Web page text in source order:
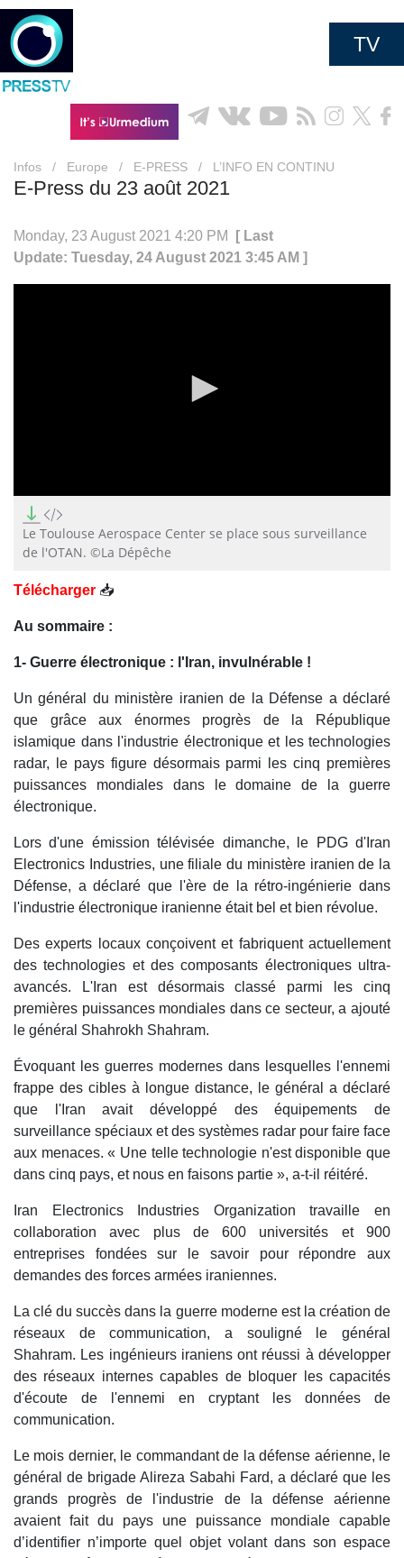
TV
Infos / Europe / E-PRESS / L’INFO EN CONTINU
E-Press du 23 août 2021
Monday, 23 August 2021 4:20 PM
[ Last
Update: Tuesday, 24 August 2021 3:45 AM ]
seconds
of
14
minutes,
seconds
Le Toulouse Aerospace Center se place sous surveillance
de l'OTAN. ©La Dépêche
Télécharger 📥
Au sommaire :
1- Guerre électronique : l'Iran, invulnérable !
Un général du ministère iranien de la Défense a déclaré
que grâce aux énormes progrès de la République
islamique dans l'industrie électronique et les technologies
radar, le pays figure désormais parmi les cinq premières
puissances mondiales dans le domaine de la guerre
électronique.
Lors d'une émission télévisée dimanche, le PDG d'Iran
Electronics Industries, une filiale du ministère iranien de la
Défense, a déclaré que l'ère de la rétro-ingénierie dans
l'industrie électronique iranienne était bel et bien révolue.
Des experts locaux conçoivent et fabriquent actuellement
des technologies et des composants électroniques ultra-
avancés. L'Iran est désormais classé parmi les cinq
premières puissances mondiales dans ce secteur, a ajouté
le général Shahrokh Shahram.
Évoquant les guerres modernes dans lesquelles l'ennemi
frappe des cibles à longue distance, le général a déclaré
que l'Iran avait développé des équipements de
surveillance spéciaux et des systèmes radar pour faire face
aux menaces. « Une telle technologie n'est disponible que
dans cinq pays, et nous en faisons partie », a-t-il réitéré.
Iran Electronics Industries Organization travaille en
collaboration avec plus de 600 universités et 900
entreprises fondées sur le savoir pour répondre aux
demandes des forces armées iraniennes.
La clé du succès dans la guerre moderne est la création de
réseaux de communication, a souligné le général
Shahram. Les ingénieurs iraniens ont réussi à développer
des réseaux internes capables de bloquer les capacités
d'écoute de l'ennemi en cryptant les données de
communication.
Le mois dernier, le commandant de la défense aérienne, le
général de brigade Alireza Sabahi Fard, a déclaré que les
grands progrès de l'industrie de la défense aérienne
avaient fait du pays une puissance mondiale capable
d’identifier n’importe quel objet volant dans son espace